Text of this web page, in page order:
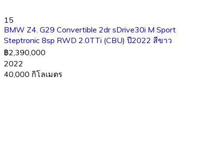
15
BMW Z4. G29 Convertible 2dr sDrive30i M Sport
Steptronic 8sp RWD 2.0TTi (CBU) ปี2022 สีขาว
฿2,390,000
2022
40,000 กิโลเมตร